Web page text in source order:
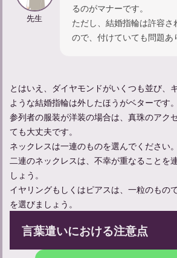
【不幸があった人への声かけ】友達にかけ
先生
るのがマナーです。
ただし、結婚指輪は許容さ
ので、付けていても問題あ
とはいえ、ダイヤモンドがいくつも並び、
ような結婚指輪は外したほうがベターです。
参列者の服装が洋装の場合は、真珠のアク
ても大丈夫です。
ネックレスは一連のものを選んでください。
二連のネックレスは、不幸が重なることを
しょう。
イヤリングもしくはピアスは、一粒のもの
を選びましょう。
言葉遣いにおける注意点